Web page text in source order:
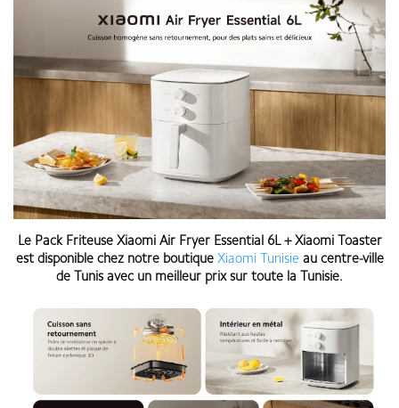
Le Pack Friteuse Xiaomi Air Fryer Essential 6L + Xiaomi Toaster
est disponible chez notre boutique Xiaomi Tunisie au centre-ville
de Tunis avec un meilleur prix sur toute la Tunisie.